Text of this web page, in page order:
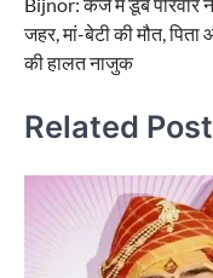
navigation
Bijnor: कर्ज में डूबे परिवार
जहर, मां-बेटी की मौत, पिता
की हालत नाजुक
Related